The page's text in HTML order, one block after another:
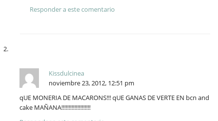
Responder a este comentario
Kissdulcinea
noviembre 23, 2012, 12:51 pm
qUE MONERIA DE MACARONS!!! qUE GANAS DE VERTE EN bcn and
cake MAÑANA!!!!!!!!!!!!!!!!!!!!